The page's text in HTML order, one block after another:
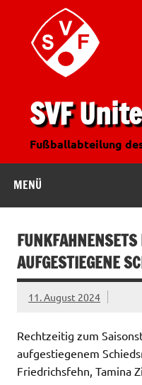
SVF
Fußballabteilung
MENÜ
FUNKFAHNENSETS
AUFGESTIEGENE
11. August 2024
Rechtzeitig zum
aufgestiegenem
Friedrichsfehn, Tamina